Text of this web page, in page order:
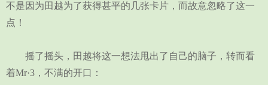
不是因为田越为了获得甚平的几张卡片，而故意忽略了这一
点！
摇了摇头，田越将这一想法甩出了自己的脑子，转而看
着Mr·3，不满的开口：